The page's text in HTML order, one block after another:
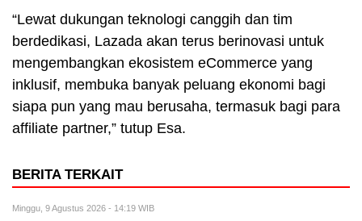
“Lewat dukungan teknologi canggih dan tim
berdedikasi, Lazada akan terus berinovasi untuk
mengembangkan ekosistem eCommerce yang
inklusif, membuka banyak peluang ekonomi bagi
siapa pun yang mau berusaha, termasuk bagi para
affiliate partner,” tutup Esa.
BERITA TERKAIT
Minggu, 9 Agustus 2026 - 14:19 WIB